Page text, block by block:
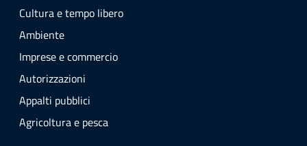
Cultura e tempo libero
Ambiente
Imprese e commercio
Autorizzazioni
Appalti pubblici
Agricoltura e pesca